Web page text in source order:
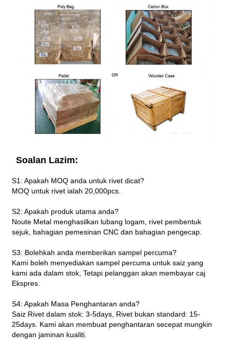
Soalan Lazim:
S1: Apakah MOQ anda untuk rivet dicat?
MOQ untuk rivet ialah 20,000pcs.
S2: Apakah produk utama anda?
Noute Metal menghasilkan lubang logam, rivet pembentuk
sejuk, bahagian pemesinan CNC dan bahagian pengecap.
S3: Bolehkah anda memberikan sampel percuma?
Kami boleh menyediakan sampel percuma untuk saiz yang
kami ada dalam stok, Tetapi pelanggan akan membayar caj
Ekspres.
S4: Apakah Masa Penghantaran anda?
Saiz Rivet dalam stok: 3-5days, Rivet bukan standard: 15-
25days. Kami akan membuat penghantaran secepat mungkin
dengan jaminan kualiti.